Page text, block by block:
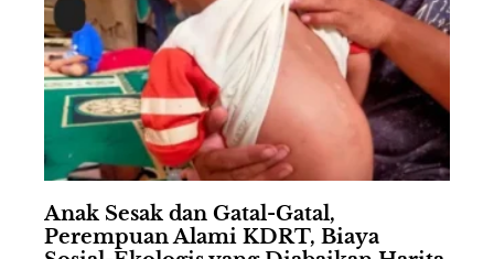
Anak Sesak dan Gatal-Gatal,
Perempuan Alami KDRT, Biaya